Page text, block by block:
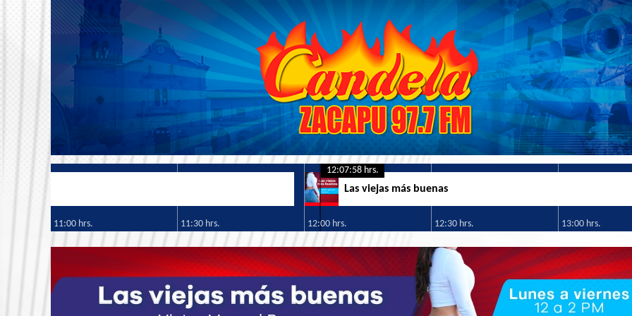
11:00 hrs. 11:30 hrs.
Las viejas más buenas
12:00 hrs.
12:07:59 hrs.
12:30 hrs. 13:00 hrs.